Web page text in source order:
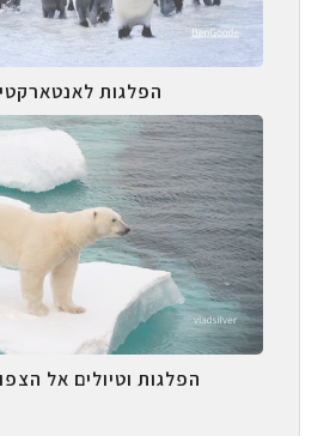
הפלגות
הפלגות וטיולים אל